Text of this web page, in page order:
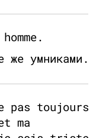
же умниками.
pas toujours
ma